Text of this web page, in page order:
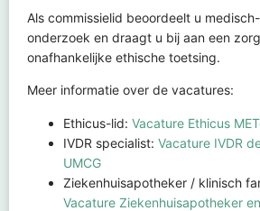
Als commissielid beoordeelt u
onderzoek en draagt u bij aan een
onafhankelijke ethische toetsing.
Meer informatie over de vacatures:
Ethicus-lid: Vacature Ethicus
IVDR specialist: Vacature IVDR
UMCG
Ziekenhuisapotheker / klinisch
Vacature Ziekenhuisapotheker